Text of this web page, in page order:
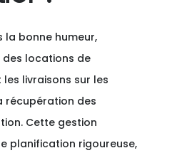
la bonne humeur,
des locations de
livraisons sur les
récupération des
Cette gestion
planification rigoureuse,